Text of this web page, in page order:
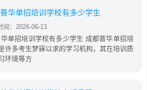
华单招培训学校有多少学生
间：2026-06-13
单招培训学校有多少学生 成都普华单招培
许多考生梦寐以求的学习机构，其在培训质
环境等方